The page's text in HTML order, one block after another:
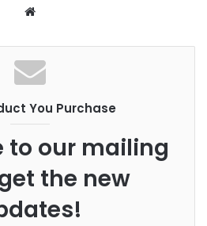
b
s
i
t
e
You Purchase
to our mailing
the new